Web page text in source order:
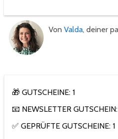
Von Valda, deiner
🎁 GUTSCHEINE: 1
📧 NEWSLETTER
✅ GEPRÜFTE GUTSCHEINE: 1